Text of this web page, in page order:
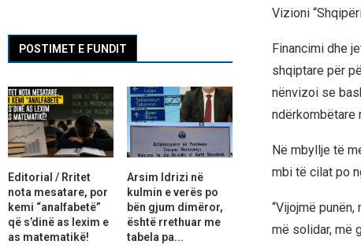
Vizioni
Financimi dhe
shqiptare për
nënvizoi se
ndërkombëtare
Në mbyllje të
mbi të cilat po
“Vijojmë
më solidar, më
POSTIMET E FUNDIT
Editorial / Rritet
nota mesatare, por
kemi “analfabetë”
që s’dinë as lexim e
as matematikë!
Arsim Idrizi në
kulmin e verës po
bën gjum dimëror,
është rrethuar me
tabela pa...